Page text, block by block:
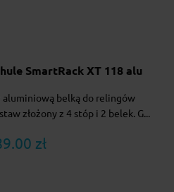
SmartRack XT 118 alu
aluminiową belką do relingów
złożony z 4 stóp i 2 belek. G...
zł